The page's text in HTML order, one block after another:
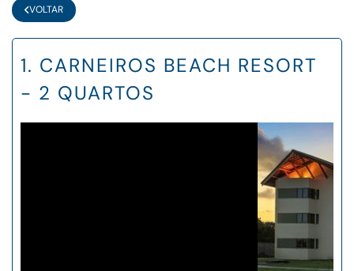
VOLTAR
1. CARNEIROS BEACH RESORT
- 2 QUARTOS